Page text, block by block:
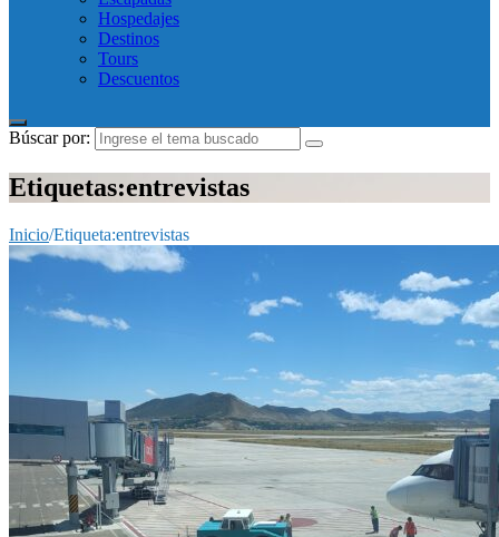
Hospedajes
Destinos
Tours
Descuentos
Búscar por:
Etiquetas:entrevistas
Inicio/Etiqueta:entrevistas